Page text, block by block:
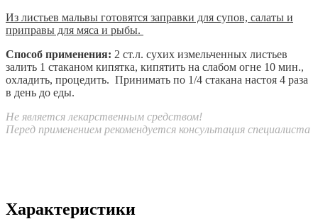
Из листьев мальвы готовятся заправки для супов, салаты и
приправы для мяса и рыбы.
Способ применения: 2 ст.л. сухих измельченных листьев
залить 1 стаканом кипятка, кипятить на слабом огне 10 мин.,
охладить, процедить. Принимать по 1/4 стакана настоя 4 раза
в день до еды.
Не является лекарственным средством!
Перед применением рекомендуется консультация специалиста
Характеристики